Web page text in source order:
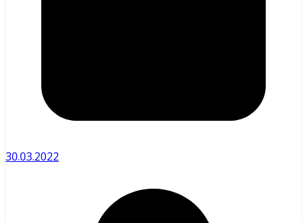
30.03.2022